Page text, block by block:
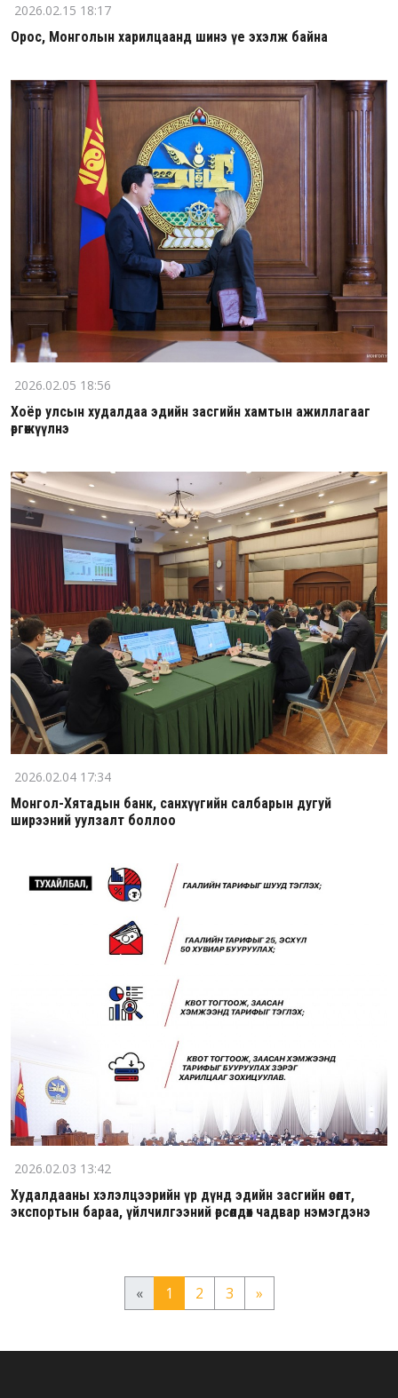
2026.02.15 18:17
Орос, Монголын харилцаанд шинэ үе эхэлж байна
2026.02.05 18:56
Хоёр улсын худалдаа эдийн засгийн хамтын ажиллагааг
өргөжүүлнэ
2026.02.04 17:34
Монгол-Хятадын банк, санхүүгийн салбарын дугуй
ширээний уулзалт боллоо
2026.02.03 13:42
Худалдааны хэлэлцээрийн үр дүнд эдийн засгийн өсөлт,
экспортын бараа, үйлчилгээний өрсөлдөх чадвар нэмэгдэнэ
« 1 2 3 »